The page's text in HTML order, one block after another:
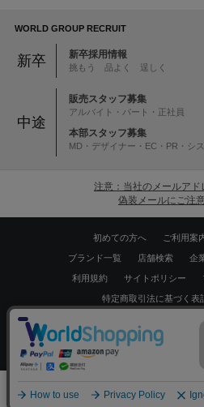
WORLD GROUP RECRUIT
新卒 新卒採用情報
挑もう 品よく 逞しく
中途
販売スタッフ募集
アルバイト・パート・正社員
本部スタッフ募集
MD・デザイナー・EC・PR・シ
注意：当社のメールアド
偽装メールにご注
初めての方へ ご利用案
ブランド一覧 店舗検索 企
利用規約 サイトポリシー
特定商取引法に基づく表
Copyrights © WORLD CO.,LTD.
スマートフォ